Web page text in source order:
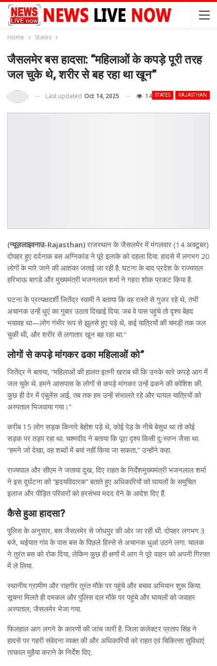
Home States
जैसलमेर बस हादसा: “महिलाओं के कपड़े पूरी तरह
जल चुके थे, शरीर से बह रहा था खून”
STATES RAJASTHAN
Last updated Oct 14, 2025 14
(न्यूज़लाइवनाउ-Rajasthan)राजस्थान के जैसलमेर में मंगलवार (14 अक्टूबर)
दोपहर हुए दर्दनाक बस अग्निकांड ने पूरे इलाके को दहला दिया. हादसे में लगभग 20
लोगों के मारे जाने की आशंका जताई जा रही है. घटना के बाद प्रदेश के राज्यपाल
हरिभाऊ बागडे और मुख्यमंत्री भजनलाल शर्मा ने गहरा शोक प्रकट किया है.
घटना के प्रत्यक्षदर्शी जितेंद्र स्वामी ने बताया कि वह रास्ते से गुजर रहे थे, तभी
अचानक उन्हें धुएं का गुबार उठता दिखाई दिया. जब वे पास पहुंचे तो दृश्य बेहद
भयावह था—लोग गंभीर रूप से झुलसे हुए पड़े थे, कई यात्रियों की चमड़ी तक जल
चुकी थी, और शरीर से लगातार खून बह रहा था.“
लोगों से कपड़े मांगकर ढका महिलाओं को”
जितेंद्र ने बताया, “महिलाओं की हालत इतनी खराब थी कि उनके सारे कपड़े आग में
जल चुके थे. हमने आसपास के लोगों से कपड़े मांगकर उन्हें ढकने की कोशिश की.
कुछ ही देर में एंबुलेंस आई, तब तक हम उन्हें संभालते रहे और घायल यात्रियों को
अस्पताल भिजवाया गया।”
करीब 15 लोग सड़क किनारे बेहोश पड़े थे, कोई पेड़ के नीचे बेसुध था तो कोई
सड़क पर तड़प रहा था. चश्मदीद ने बताया कि पूरा दृश्य किसी दुःस्वप्न जैसा था.
“हमने जो देखा, वह शब्दों में बयां नहीं किया जा सकता,” उन्होंने कहा.
राज्यपाल और सीएम ने जताया दुख, दिए राहत के निर्देशमुख्यमंत्री भजनलाल शर्मा
ने इस दुर्घटना को “हृदयविदारक” बताते हुए अधिकारियों को घायलों के समुचित
इलाज और पीड़ित परिवारों को हरसंभव मदद देने के आदेश दिए हैं.
कैसे हुआ हादसा?
पुलिस के अनुसार, बस जैसलमेर से जोधपुर की ओर जा रही थी. दोपहर लगभग 3
बजे, थईयात गांव के पास बस के पिछले हिस्से से अचानक धुआं उठने लगा. चालक
ने तुरंत बस को रोक दिया, लेकिन कुछ ही क्षणों में आग ने पूरे वाहन को अपनी गिरफ्त
में ले लिया.
स्थानीय ग्रामीण और राहगीर तुरंत मौके पर पहुंचे और बचाव अभियान शुरू किया.
सूचना मिलते ही दमकल और पुलिस दल मौके पर पहुंचे और घायलों को जवाहर
अस्पताल, जैसलमेर भेजा गया.
फिलहाल आग लगने के कारणों की जांच जारी है. जिला कलेक्टर प्रताप सिंह ने
हादसे पर गहरी संवेदना व्यक्त की और अधिकारियों को राहत एवं चिकित्सा सुविधाएं
तत्काल मुहैया कराने के निर्देश दिए.